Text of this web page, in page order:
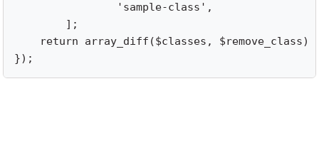
    return array_diff($classes, $remove_class)
});